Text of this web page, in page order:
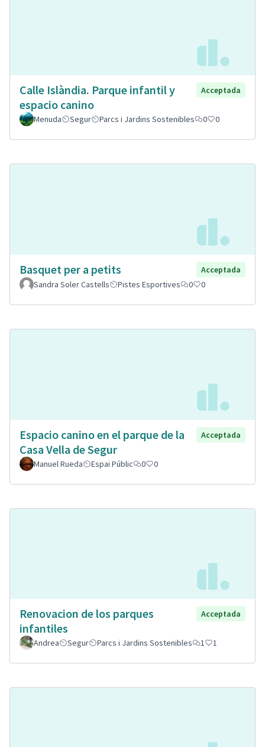
Calle Islàndia. Parque infantil y
espacio canino
Acceptada
Menuda Segur Parcs i Jardins Sostenibles 0 0
Basquet per a petits
Acceptada
Sandra Soler Castells
Pistes Esportives 0 0
Espacio canino en el parque de la
Casa Vella de Segur
Acceptada
Manuel Rueda Espai Públic 0 0
Renovacion de los parques
infantiles
Acceptada
Andrea Segur Parcs i Jardins Sostenibles 1 1